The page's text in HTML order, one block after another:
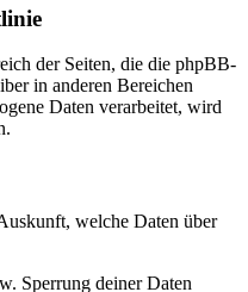
der Seiten, die die phpBB-
in anderen Bereichen
Daten verarbeitet, wird
welche Daten über
Sperrung deiner Daten